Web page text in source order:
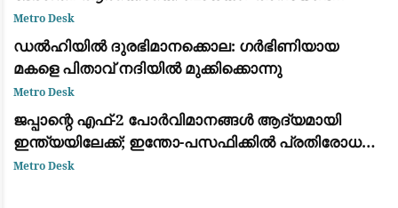
വിവരങ്ങൾ
Metro Desk
ഡൽഹിയിൽ ദുരഭിമാനക്കൊല: ഗർഭിണിയായ
മകളെ പിതാവ് നദിയിൽ മുക്കിക്കൊന്നു
Metro Desk
ജപ്പാന്റെ എഫ്-2 പോർവിമാനങ്ങൾ ആദ്യമായി
ഇന്ത്യയിലേക്ക്; ഇന്തോ-പസഫിക്കിൽ പ്രതിരോധ
സഹകരണം ശക്തമാക്കാൻ തീരുമാനം
Metro Desk